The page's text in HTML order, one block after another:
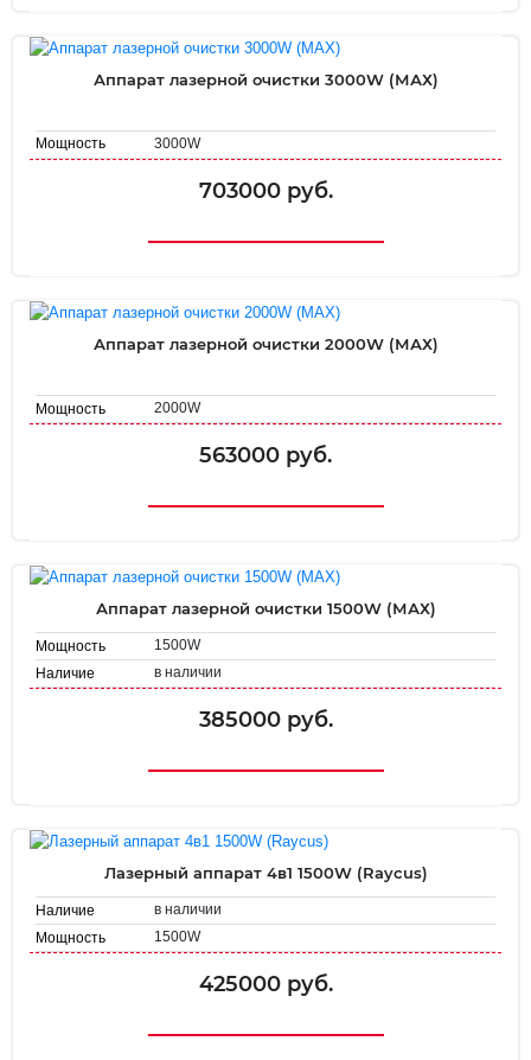
Аппарат лазерной очистки 3000W (МАХ)
Мощность 3000W
703000 руб.
Аппарат лазерной очистки 2000W (МАХ)
Мощность 2000W
563000 руб.
Аппарат лазерной очистки 1500W (МАХ)
Мощность
1500W
Наличие
в наличии
385000 руб.
Лазерный аппарат 4в1 1500W (Raycus)
Наличие
в наличии
Мощность
1500W
425000 руб.